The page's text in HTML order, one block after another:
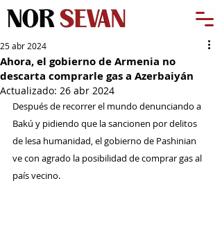
Ahora, el gobierno de Armenia no
descarta comprarle gas a Azerbaiyán
25 abr 2024
Actualizado: 26 abr 2024
Después de recorrer el mundo denunciando a
Bakú y pidiendo que la sancionen por delitos
de lesa humanidad, el gobierno de Pashinian
ve con agrado la posibilidad de comprar gas al
país vecino.